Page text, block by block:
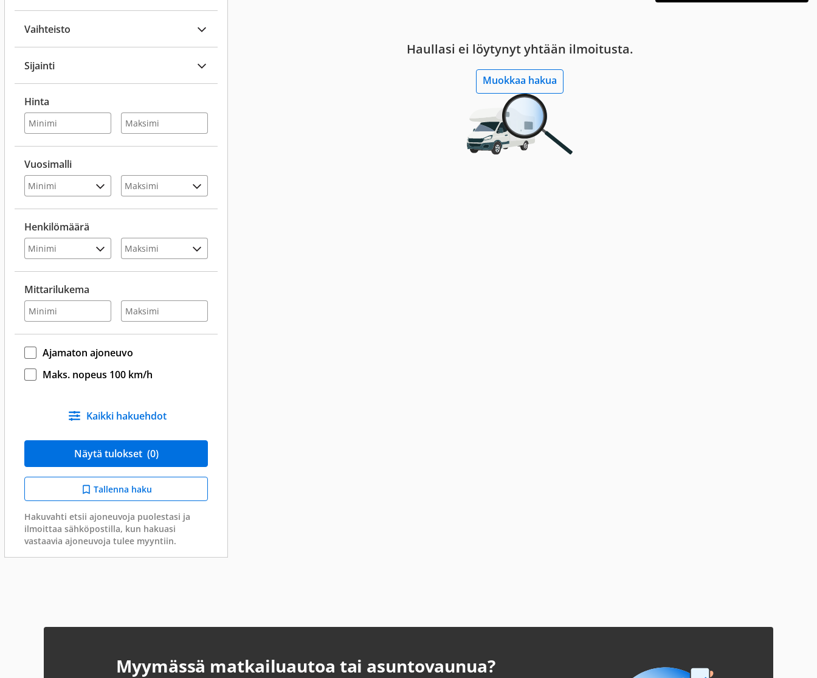
Vaihteisto
Sijainti
Henkilömäärä
Mittarilukema
Vuosimalli
Hinta
Ajamaton ajoneuvo
Maks. nopeus 100 km/h
Kaikki hakuehdot
Näytä tulokset (0)
Tallenna haku
Hakuvahti etsii ajoneuvoja puolestasi ja
ilmoittaa sähköpostilla, kun hakuasi
vastaavia ajoneuvoja tulee myyntiin.
Haullasi ei löytynyt yhtään ilmoitusta.
Muokkaa hakua
Myymässä matkailuautoa tai asuntovaunua?